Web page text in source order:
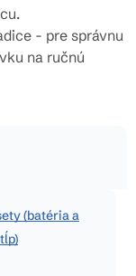
- pre správnu
na ručnú
(batéria a